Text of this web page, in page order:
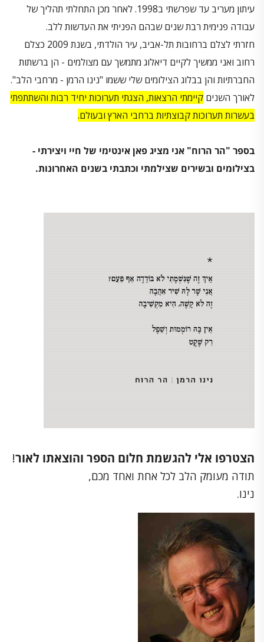
עיתון מעריב עד שפרשתי ב1998. לאחר מכן התחלתי תהליך של
עבודה פנימית רבת שנים שבהם הפניתי את העדשות ללב.
חזרתי לצלם ברחובות תל-אביב, עיר הולדתי, בשנת 2009 כצלם
רחוב ואני ממשיך לקיים דיאלוג מתמשך עם מצולמים - הן ברשתות
החברתיות והן בבלוג הצילומים שלי ששמו "נינו הרמן - מרחבי הלב".
לאורך השנים קיימתי הרצאות, הצגתי תערוכות יחיד רבות והשתתפתי
בעשרות תערוכות קבוצתיות ברחבי הארץ ובעולם.
בספר "הר הרוח" אני מציג פאן אינטימי של חיי ויצירתי -
בצילומים ובשירים שצילמתי וכתבתי בשנים האחרונות.
הצטרפו אלי להגשמת חלום הספר והוצאתו לאור!
תודה מעומק הלב לכל אחת ואחד מכם,
נינו.